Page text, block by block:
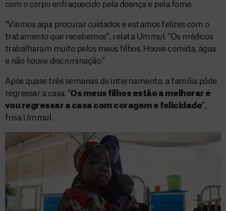
com o corpo enfraquecido pela doença e pela fome.
“Viemos aqui procurar cuidados e estamos felizes com o
tratamento que recebemos”, relata Ummul. “Os médicos
trabalharam muito pelos meus filhos. Houve comida, água
e não houve discriminação.”
Após quase três semanas de internamento, a família pôde
regressar a casa. “Os meus filhos estão a melhorar e
vou regressar a casa com coragem e felicidade”,
frisa Ummul.